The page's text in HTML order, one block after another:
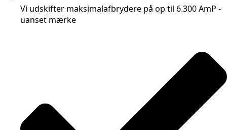
Vi udskifter maksimalafbrydere på op til 6.300 AmP -
uanset mærke